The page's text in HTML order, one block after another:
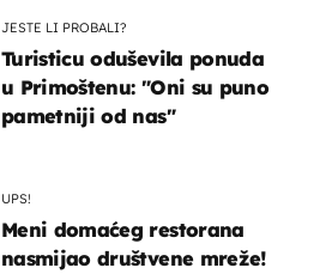
JESTE LI PROBALI?
Turisticu oduševila ponuda
u Primoštenu: "Oni su puno
pametniji od nas"
UPS!
Meni domaćeg restorana
nasmijao društvene mreže!